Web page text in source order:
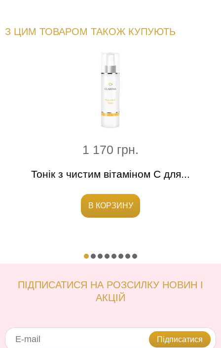
З ЦИМ ТОВАРОМ ТАКОЖ КУПУЮТЬ
1 170 грн.
Тонік з чистим вітаміном С для...
В КОРЗИНУ
ПІДПИСАТИСЯ НА РОЗСИЛКУ НОВИН І
АКЦІЙ
Підписатися